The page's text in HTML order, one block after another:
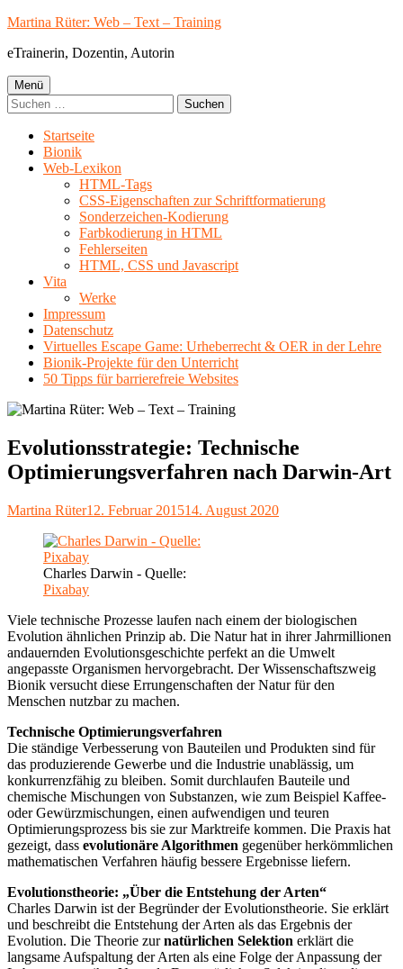
Springe
Inhalt
Martina Rüter: Web – Text – Training
eTrainerin, Dozentin, Autorin
Primäres
Menü
Menü
Suchen
nach:
Startseite
Bionik
Web-Lexikon
HTML-Tags
CSS-Eigenschaften zur Schriftformatierung
Sonderzeichen-Kodierung
Farbkodierung in HTML
Fehlerseiten
HTML, CSS und Javascript
Vita
Werke
Impressum
Datenschutz
Virtuelles Escape Game: Urheberrecht & OER in der Lehre
Bionik-Projekte für den Unterricht
50 Tipps für barrierefreie Websites
Evolutionsstrategie: Technische
Optimierungsverfahren nach Darwin-Art
Autor
Martina RüterVeröffentlicht
12. Februar 201514. August 2020
Charles Darwin - Quelle:
Pixabay
Viele technische Prozesse laufen nach einem der biologischen
Evolution ähnlichen Prinzip ab. Die Natur hat in ihrer Jahrmillionen
andauernden Evolutionsgeschichte perfekt an die Umwelt
angepasste Organismen hervorgebracht. Der Wissenschaftszweig
Bionik versucht diese Errungenschaften der Natur für den
Menschen nutzbar zu machen.
Technische Optimierungsverfahren
Die ständige Verbesserung von Bauteilen und Produkten sind für
das produzierende Gewerbe und die Industrie unablässig, um
konkurrenzfähig zu bleiben. Somit durchlaufen Bauteile und
chemische Mischungen von Substanzen, wie zum Beispiel Kaffee-
oder Gewürzmischungen, einen aufwendigen und teuren
Optimierungsprozess bis sie zur Marktreife kommen. Die Praxis hat
gezeigt, dass evolutionäre Algorithmen gegenüber herkömmlichen
mathematischen Verfahren häufig bessere Ergebnisse liefern.
Evolutionstheorie: „Über die Entstehung der Arten“
Charles Darwin ist der Begründer der Evolutionstheorie. Sie erklärt
und beschreibt die Entstehung der Arten als das Ergebnis der
Evolution. Die Theorie zurnatürlichen Selektion erklärt die
langsame Aufspaltung der Arten als eine Folge der Anpassung der